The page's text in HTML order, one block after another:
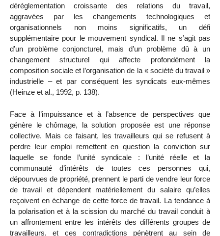
déréglementation croissante des relations du travail,
aggravées par les changements technologiques et
organisationnels non moins significatifs, un défi
supplémentaire pour le mouvement syndical. Il ne s’agit pas
d’un problème conjoncturel, mais d’un problème dû à un
changement structurel qui affecte profondément la
composition sociale et l’organisation de la « société du travail »
industrielle – et par conséquent les syndicats eux-mêmes
(Heinze et al., 1992, p. 138).
Face à l’impuissance et à l’absence de perspectives que
génère le chômage, la solution proposée est une réponse
collective. Mais ce faisant, les travailleurs qui se refusent à
perdre leur emploi remettent en question la conviction sur
laquelle se fonde l’unité syndicale : l’unité réelle et la
communauté d’intérêts de toutes ces personnes qui,
dépourvues de propriété, prennent le parti de vendre leur force
de travail et dépendent matériellement du salaire qu’elles
reçoivent en échange de cette force de travail. La tendance à
la polarisation et à la scission du marché du travail conduit à
un affrontement entre les intérêts des différents groupes de
travailleurs, et ces contradictions pénètrent au sein de